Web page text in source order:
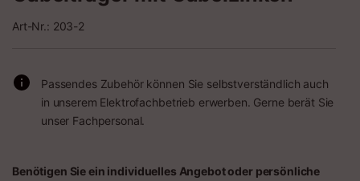
Art-Nr.: 203-2
Passendes Zubehör können Sie selbstverständlich auch
in unserem Elektrofachbetrieb erwerben. Gerne berät Sie
unser Fachpersonal.
Benötigen Sie ein individuelles Angebot oder persönliche